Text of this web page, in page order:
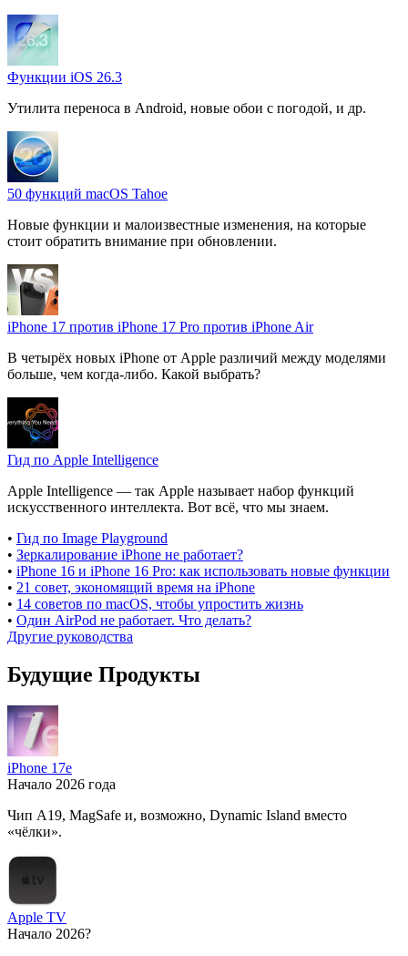
Функции iOS 26.3
Утилита переноса в Android, новые обои с погодой, и др.
50 функций macOS Tahoe
Новые функции и малоизвестные изменения, на которые
стоит обратить внимание при обновлении.
iPhone 17 против iPhone 17 Pro против iPhone Air
В четырёх новых iPhone от Apple различий между моделями
больше, чем когда-либо. Какой выбрать?
Гид по Apple Intelligence
Apple Intelligence — так Apple называет набор функций
искусственного интеллекта. Вот всё, что мы знаем.
• Гид по Image Playground
• Зеркалирование iPhone не работает?
• iPhone 16 и iPhone 16 Pro: как использовать новые функции
• 21 совет, экономящий время на iPhone
• 14 советов по macOS, чтобы упростить жизнь
• Один AirPod не работает. Что делать?
Другие руководства
Будущие Продукты
iPhone 17e
Начало 2026 года
Чип A19, MagSafe и, возможно, Dynamic Island вместо
«чёлки».
Apple TV
Начало 2026?